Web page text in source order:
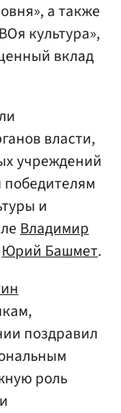
а также
культура»,
вклад
власти,
учреждений
и
Владимир
Юрий Башмет.
поздравил
роль